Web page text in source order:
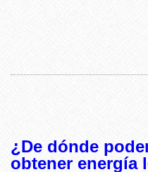
¿De dónde
obtener energía